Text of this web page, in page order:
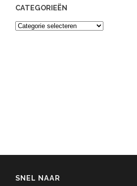
CATEGORIEËN
Categorieën
SNEL NAAR